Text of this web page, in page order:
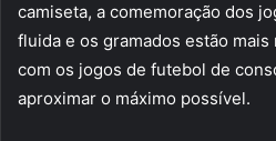
camiseta, a comemoração dos
fluida e os gramados estão
com os jogos de futebol de
aproximar o máximo possível.